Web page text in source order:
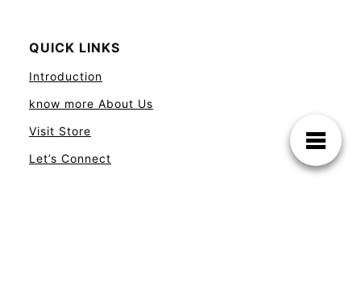
QUICK LINKS
Introduction
know more About Us
Visit Store
Let’s Connect